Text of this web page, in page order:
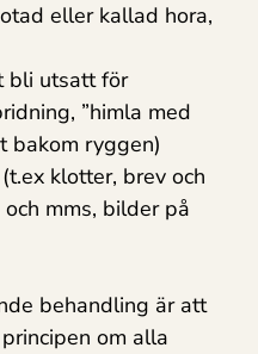
eller kallad hora,
bli utsatt för
”himla med
bakom ryggen)
klotter, brev och
mms, bilder på
behandling är att
om alla